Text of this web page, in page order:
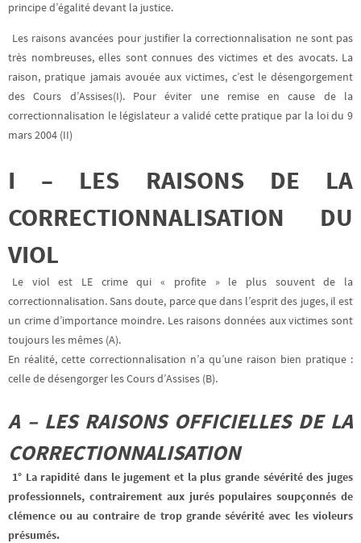
principe d’égalité devant la justice.
Les raisons avancées pour justifier la correctionnalisation ne sont pas
très nombreuses, elles sont connues des victimes et des avocats. La
raison, pratique jamais avouée aux victimes, c’est le désengorgement
des Cours d’Assises(I). Pour éviter une remise en cause de la
correctionnalisation le législateur a validé cette pratique par la loi du 9
mars 2004 (II)
I – LES RAISONS DE LA
CORRECTIONNALISATION DU
VIOL
Le viol est LE crime qui « profite » le plus souvent de la
correctionnalisation. Sans doute, parce que dans l’esprit des juges, il est
un crime d’importance moindre. Les raisons données aux victimes sont
toujours les mêmes (A).
En réalité, cette correctionnalisation n’a qu’une raison bien pratique :
celle de désengorger les Cours d’Assises (B).
A – LES RAISONS OFFICIELLES DE LA
CORRECTIONNALISATION
1° La rapidité dans le jugement et la plus grande sévérité des juges
professionnels, contrairement aux jurés populaires soupçonnés de
clémence ou au contraire de trop grande sévérité avec les violeurs
présumés.